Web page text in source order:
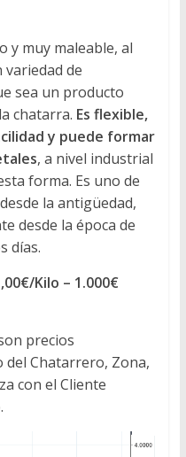
y muy maleable, al
variedad de
sea un producto
chatarra. Es flexible,
y puede formar
, a nivel industrial
forma. Es uno de
la antigüedad,
desde la época de
días.
Kilo – 1.000€
precios
del Chatarrero, Zona,
con el Cliente